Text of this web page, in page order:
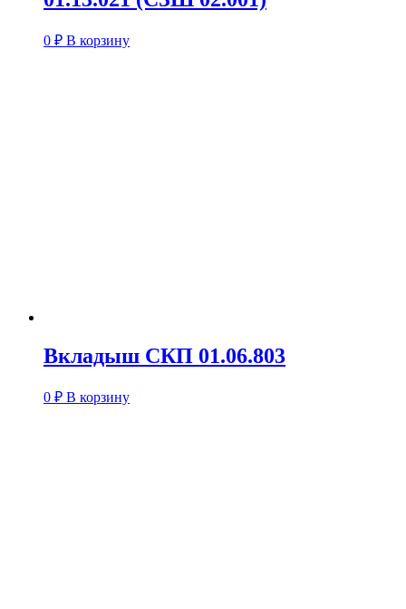
0 ₽ В корзину
Вкладыш СКП 01.06.803
0 ₽ В корзину